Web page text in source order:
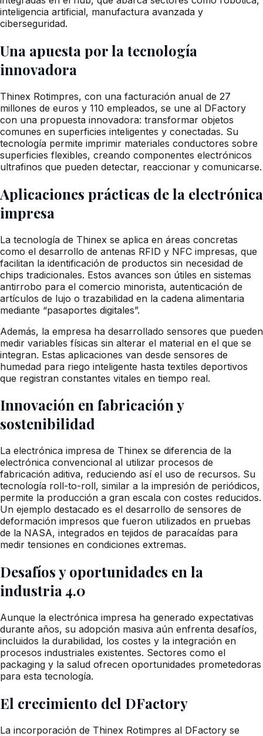
inteligencia artificial, manufactura avanzada y
ciberseguridad.
Una apuesta por la tecnología
innovadora
Thinex Rotimpres, con una facturación anual de 27
millones de euros y 110 empleados, se une al DFactory
con una propuesta innovadora: transformar objetos
comunes en superficies inteligentes y conectadas. Su
tecnología permite imprimir materiales conductores sobre
superficies flexibles, creando componentes electrónicos
ultrafinos que pueden detectar, reaccionar y comunicarse.
Aplicaciones prácticas de la electrónica
impresa
La tecnología de Thinex se aplica en áreas concretas
como el desarrollo de antenas RFID y NFC impresas, que
facilitan la identificación de productos sin necesidad de
chips tradicionales. Estos avances son útiles en sistemas
antirrobo para el comercio minorista, autenticación de
artículos de lujo o trazabilidad en la cadena alimentaria
mediante “pasaportes digitales”.
Además, la empresa ha desarrollado sensores que pueden
medir variables físicas sin alterar el material en el que se
integran. Estas aplicaciones van desde sensores de
humedad para riego inteligente hasta textiles deportivos
que registran constantes vitales en tiempo real.
Innovación en fabricación y
sostenibilidad
La electrónica impresa de Thinex se diferencia de la
electrónica convencional al utilizar procesos de
fabricación aditiva, reduciendo así el uso de recursos. Su
tecnología roll-to-roll, similar a la impresión de periódicos,
permite la producción a gran escala con costes reducidos.
Un ejemplo destacado es el desarrollo de sensores de
deformación impresos que fueron utilizados en pruebas
de la NASA, integrados en tejidos de paracaídas para
medir tensiones en condiciones extremas.
Desafíos y oportunidades en la
industria 4.0
Aunque la electrónica impresa ha generado expectativas
durante años, su adopción masiva aún enfrenta desafíos,
incluidos la durabilidad, los costes y la integración en
procesos industriales existentes. Sectores como el
packaging y la salud ofrecen oportunidades prometedoras
para esta tecnología.
El crecimiento del DFactory
La incorporación de Thinex Rotimpres al DFactory se